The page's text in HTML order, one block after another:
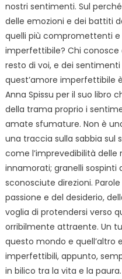
nostri sentimenti. Sul
delle emozioni e dei battiti
quelli più compromettenti e
imperfettibile? Chi
resto di voi, e dei
quest’amore imperfettibile
Anna Spissu per il suo libro
della trama proprio i
amate sfumature. Non è
una traccia sulla sabbia sul
come l’imprevedibilità
innamorati; granelli sospinti
sconosciute direzioni.
passione e del desiderio,
voglia di protendersi verso
orribilmente attraente. Un
questo mondo e quell’altro
imperfettibili, appunto,
in bilico tra la vita e la